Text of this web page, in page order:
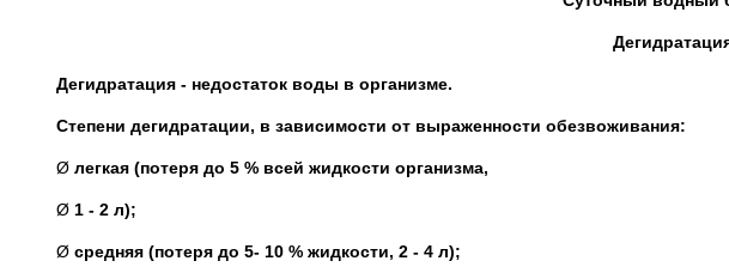
Дегидратация - недостаток воды в организме.
Степени дегидратации, в зависимости от выраженности обезвоживания:
Ø легкая (потеря до 5 % всей жидкости организма,
Ø 1 - 2 л);
Ø средняя (потеря до 5- 10 % жидкости, 2 - 4 л);